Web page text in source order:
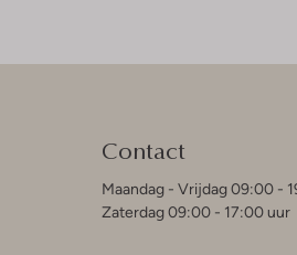
Contact
Maandag - Vrijdag 09:00 -
Zaterdag 09:00 - 17:00 uur